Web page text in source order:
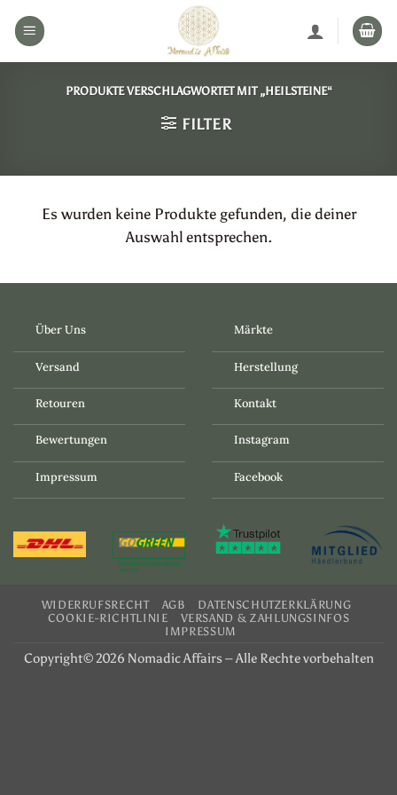
Inhalt
PRODUKTE VERSCHLAGWORTET MIT „HEILSTEINE“
FILTER
Es wurden keine Produkte gefunden, die deiner
Auswahl entsprechen.
Über Uns
Versand
Retouren
Bewertungen
Impressum
Märkte
Herstellung
Kontakt
Instagram
Facebook
WIDERRUFSRECHT AGB
DATENSCHUTZERKLÄRUNG
COOKIE-RICHTLINIE
VERSAND & ZAHLUNGSINFOS
IMPRESSUM
Copyright© 2026 Nomadic Affairs – Alle Rechte vorbehalten